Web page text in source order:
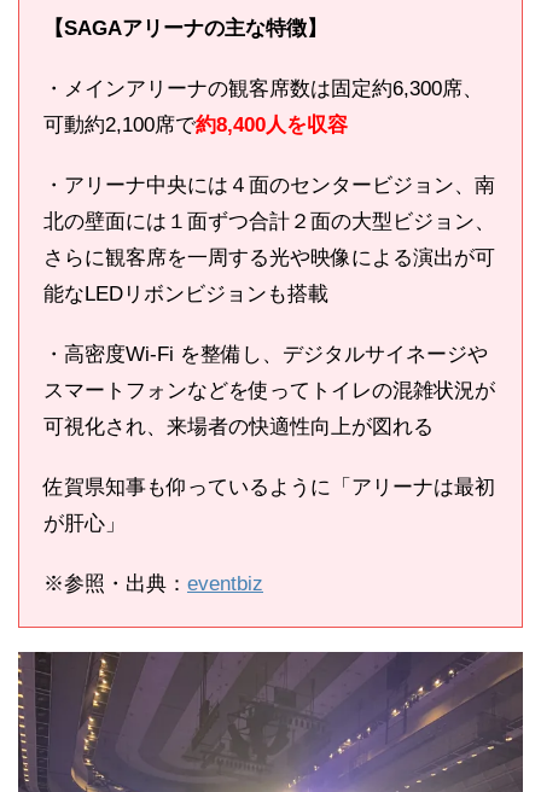
【SAGAアリーナの主な特徴】
・メインアリーナの観客席数は固定約6,300席、
可動約2,100席で約8,400人を収容
・アリーナ中央には４面のセンタービジョン、南
北の壁面には１面ずつ合計２面の大型ビジョン、
さらに観客席を一周する光や映像による演出が可
能なLEDリボンビジョンも搭載
・高密度Wi-Fi を整備し、デジタルサイネージや
スマートフォンなどを使ってトイレの混雑状況が
可視化され、来場者の快適性向上が図れる
佐賀県知事も仰っているように「アリーナは最初
が肝心」
※参照・出典： eventbiz